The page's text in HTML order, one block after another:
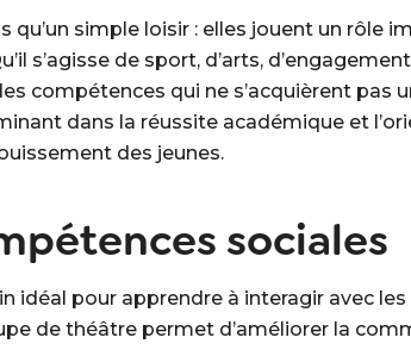
qu’un simple loisir : elles jouent un rôle
s’agisse de sport, d’arts,
compétences qui ne s’acquièrent pas
dans la réussite académique et
des jeunes.
sociales
idéal pour apprendre à interagir avec
de théâtre permet d’améliorer la